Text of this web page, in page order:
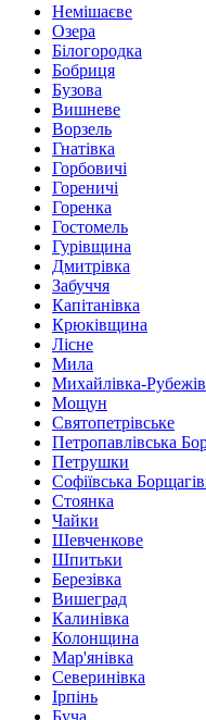
Немішаєве
Озера
Білогородка
Бобриця
Бузова
Вишневе
Ворзель
Гнатівка
Горбовичі
Гореничі
Горенка
Гостомель
Гурівщина
Дмитрівка
Забуччя
Капітанівка
Крюківщина
Лісне
Мила
Михайлівка-
Мощун
Святопетрівське
Петропавлівська
Петрушки
Софіївська
Стоянка
Чайки
Шевченкове
Шпитьки
Березівка
Вишеград
Калинівка
Колонщина
Мар'янівка
Северинівка
Ірпінь
Буча